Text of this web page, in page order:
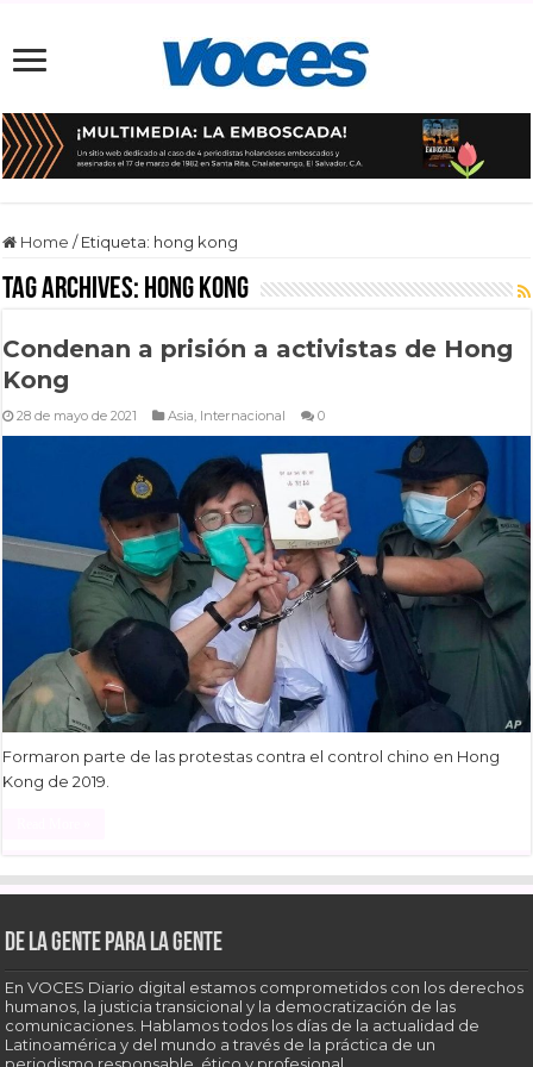
Home / Etiqueta: hong kong
Tag Archives: hong kong
Condenan a prisión a activistas de Hong
Kong
28 de mayo de 2021 Asia, Internacional 0
Formaron parte de las protestas contra el control chino en Hong
Kong de 2019.
De la gente para la gente
En VOCES Diario digital estamos comprometidos con los derechos
humanos, la justicia transicional y la democratización de las
comunicaciones. Hablamos todos los días de la actualidad de
Latinoamérica y del mundo a través de la práctica de un
periodismo responsable, ético y profesional.